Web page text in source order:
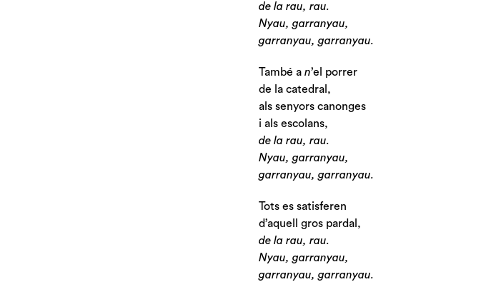
de la rau, rau.
Nyau, garranyau,
garranyau, garranyau.
També a n’el porrer
de la catedral,
als senyors canonges
i als escolans,
de la rau, rau.
Nyau, garranyau,
garranyau, garranyau.
Tots es satisferen
d’aquell gros pardal,
de la rau, rau.
Nyau, garranyau,
garranyau, garranyau.